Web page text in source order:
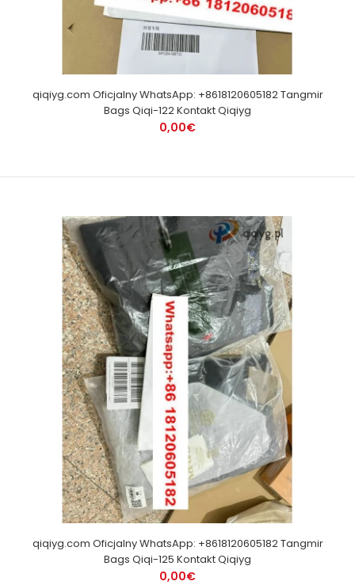
qiqiyg.com Oficjalny WhatsApp: +8618120605182 Tangmir
Bags Qiqi-122 Kontakt Qiqiyg
0,00€
qiqiyg.com Oficjalny WhatsApp: +8618120605182 Tangmir
Bags Qiqi-125 Kontakt Qiqiyg
0,00€